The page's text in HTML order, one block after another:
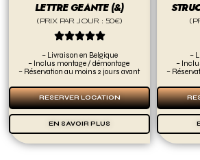
LETTRE GEANTE (&)
(PRIX PAR JOUR : 50€)

– Livraison en Belgique
– Inclus montage / démontage
– Réservation au moins 2 jours avant
RESERVER LOCATION
EN SAVOIR PLUS
–
–
–